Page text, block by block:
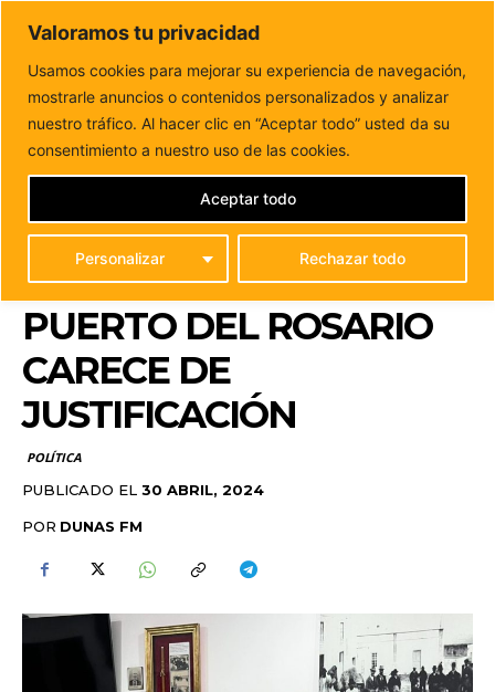
Valoramos tu privacidad
Usamos cookies para mejorar su experiencia de navegación,
mostrarle anuncios o contenidos personalizados y analizar
nuestro tráfico. Al hacer clic en “Aceptar todo” usted da su
consentimiento a nuestro uso de las cookies.
Personalizar Rechazar todo
Aceptar todo
DUNAS FM
Tu informacion de forma cercana
Inicio POLÍTICA
El PP considera que la subida de sueldo
del alcalde y concejales...
EL PP CONSIDERA QUE
LA SUBIDA DE SUELDO
DEL ALCALDE Y
CONCEJALES DE
PUERTO DEL ROSARIO
CARECE DE
JUSTIFICACIÓN
POLÍTICA
PUBLICADO EL 30 ABRIL, 2024
POR DUNAS FM